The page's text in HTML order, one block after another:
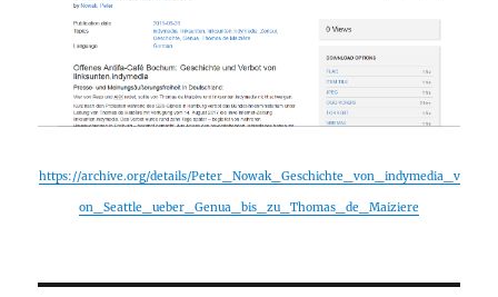
https://archive.org/details/Peter_Nowak_Geschichte_von_indymedia_v
on_Seattle_ueber_Genua_bis_zu_Thomas_de_Maiziere